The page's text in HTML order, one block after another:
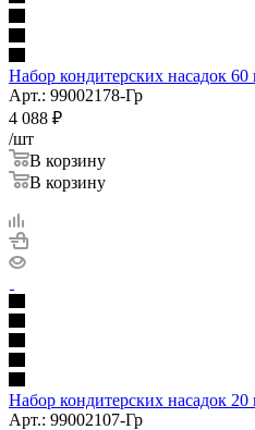
Набор кондитерских насадок
Арт.: 99002178-Гр
4 088 ₽
/шт
В корзину
В корзину
Набор кондитерских насадок
Арт.: 99002107-Гр